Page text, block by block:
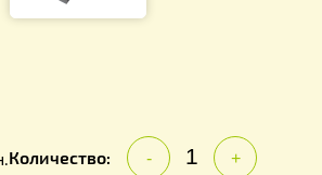
Количество: - +